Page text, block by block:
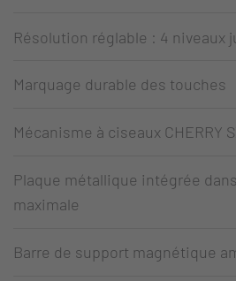
Résolution réglable : 4 niveaux
Marquage durable des touches
Mécanisme à ciseaux CHERRY
Plaque métallique intégrée
maximale
Barre de support magnétique